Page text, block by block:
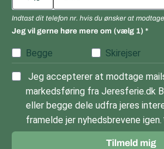
Indtast dit telefon nr. hvis du ønsker at
Jeg vil gerne høre mere om (vælg 1)
Begge Skirejser
Jeg accepterer at modtage
markedsføring fra Jeresferie.dk
eller begge dele udfra jeres
framelde jer nyhedsbrevene igen.
Tilmeld mig